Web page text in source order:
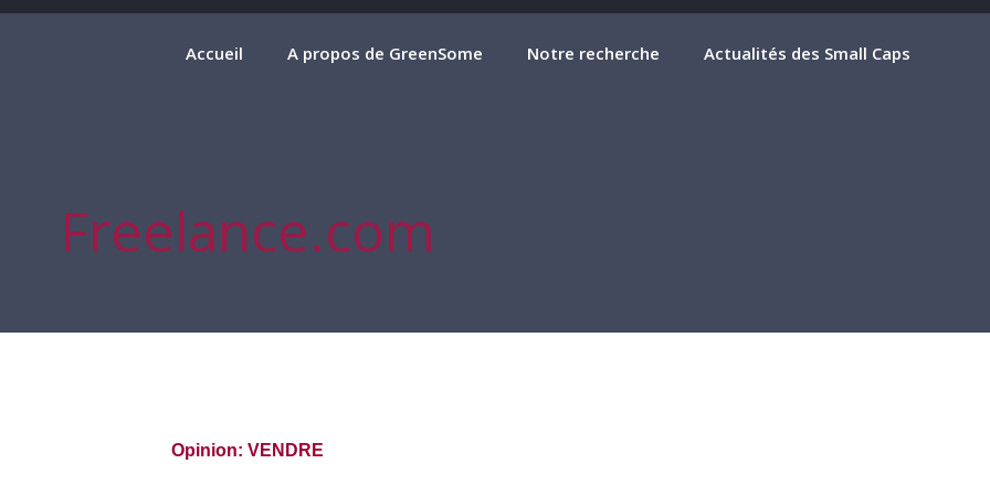
Accueil A propos de GreenSome Notre recherche Actualités des Small Caps
Freelance.com
Opinion: VENDRE